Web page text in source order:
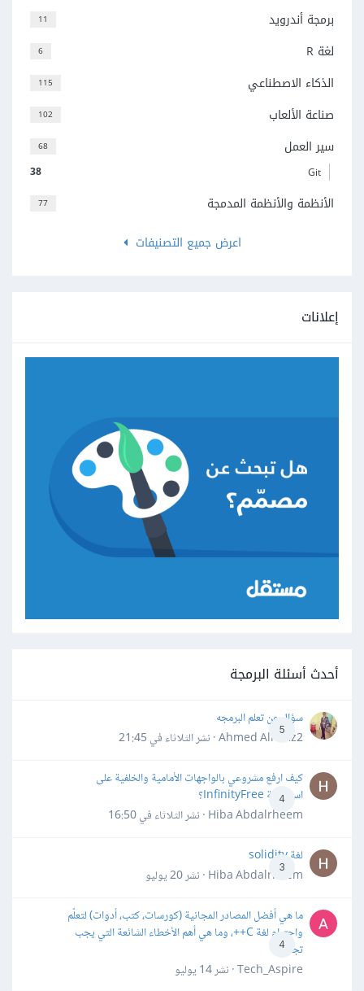
11 برمجة أندرويد
6 لغة R
115 الذكاء الاصطناعي
102 صناعة الألعاب
68 سير العمل
38 Git
77
الأنظمة والأنظمة المدمجة
اعرض جميع التصنيفات
إعلانات
أحدث أسئلة البرمجة
5
سؤال عن تعلم البرمجه
Ahmed Alhafiz2 · نشر
الثلاثاء في 21:45
4
كيف ارفع مشروعي بالواجهات الأمامية والخلفية على
استضافة InfinityFree؟
Hiba Abdalrheem · نشر
الثلاثاء في 16:50
3
لغة solidity
Hiba Abdalrheem · نشر
20 يوليو
4
ما هي أفضل المصادر المجانية (كورسات، كتب، أدوات) لتعلّم
واحترام لغة C++، وما هي أهم الأخطاء الشائعة التي يجب
تجنبها؟
Tech_Aspire · نشر
14 يوليو